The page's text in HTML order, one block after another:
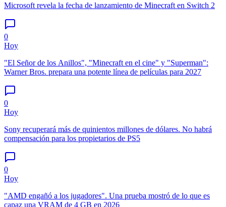
Microsoft revela la fecha de lanzamiento de Minecraft en Switch 2
0
Hoy
"El Señor de los Anillos", "Minecraft en el cine" y "Superman":
Warner Bros. prepara una potente línea de películas para 2027
0
Hoy
Sony recuperará más de quinientos millones de dólares. No habrá
compensación para los propietarios de PS5
0
Hoy
"AMD engañó a los jugadores". Una prueba mostró de lo que es
capaz una VRAM de 4 GB en 2026